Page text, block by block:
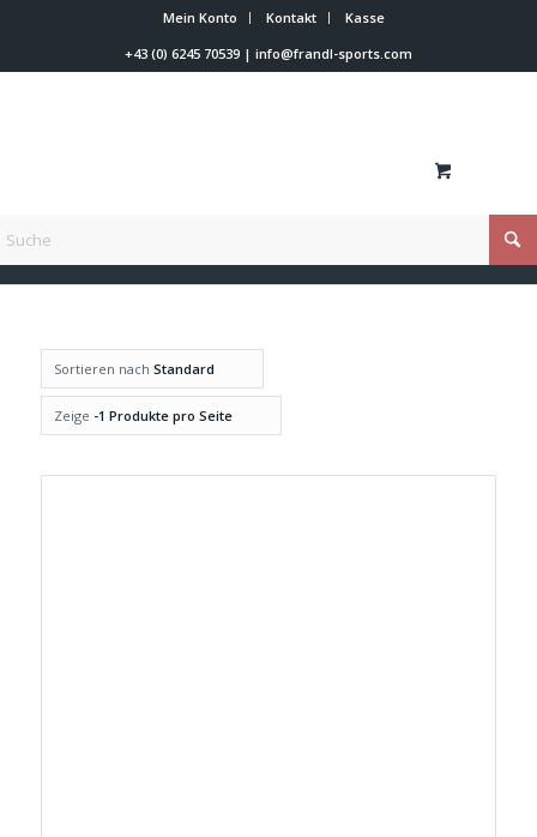
Mein Konto Kontakt
Kasse
+43 (0) 6245 70539| info@frandl-sports.com
Du bist hier:
Sortieren nach Standard
Zeige -1 Produkte pro Seite